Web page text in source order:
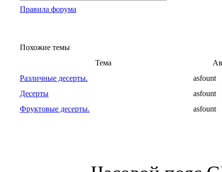
Правила форума
Похожие темы
Тема
Различные десерты.
asfount
Десерты
asfount
Фруктовые десерты.
asfount